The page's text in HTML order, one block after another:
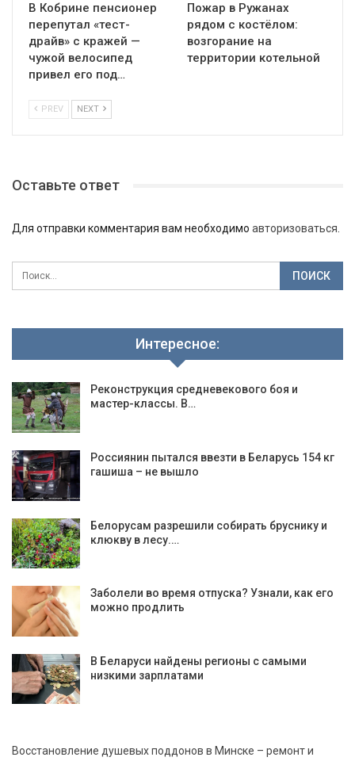
В Кобрине пенсионер
перепутал «тест-
драйв» с кражей —
чужой велосипед
привел его под…
Пожар в Ружанах
рядом с костёлом:
возгорание на
территории котельной
PREV NEXT
Оставьте ответ
Для отправки комментария вам необходимо авторизоваться.
Интересное:
Реконструкция средневекового боя и
мастер-классы. В…
Россиянин пытался ввезти в Беларусь 154 кг
гашиша – не вышло
Белорусам разрешили собирать бруснику и
клюкву в лесу.…
Заболели во время отпуска? Узнали, как его
можно продлить
В Беларуси найдены регионы с самыми
низкими зарплатами
Восстановление душевых поддонов в Минске – ремонт и